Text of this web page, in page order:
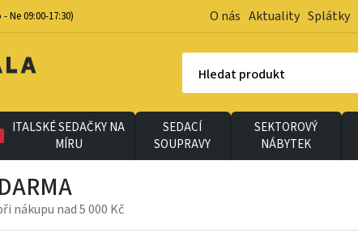
Ne 09:00-17:30) O nás Aktuality Splátky
Hledat produkt
ITALSKÉ SEDAČKY NA
MÍRU
SEDACÍ
SOUPRAVY
SEKTOROVÝ
NÁBYTEK
nákupu nad 5 000 Kč